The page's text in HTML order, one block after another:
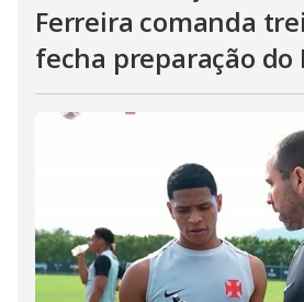
Ferreira comanda
fecha preparação do